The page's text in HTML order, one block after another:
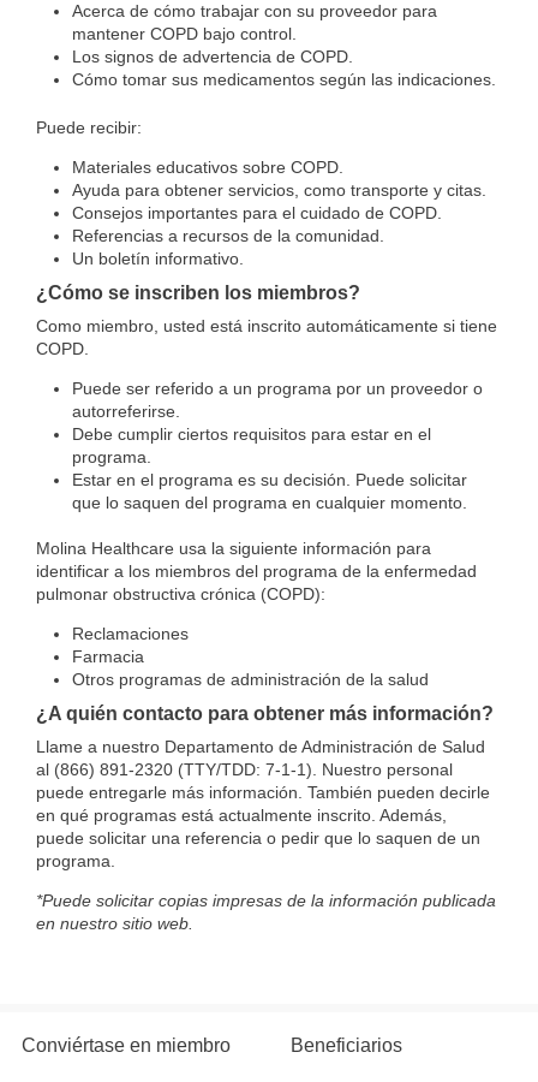
Acerca de cómo trabajar con su proveedor para
mantener COPD bajo control.
Los signos de advertencia de COPD.
Cómo tomar sus medicamentos según las indicaciones.
Puede recibir:
Materiales educativos sobre COPD.
Ayuda para obtener servicios, como transporte y citas.
Consejos importantes para el cuidado de COPD.
Referencias a recursos de la comunidad.
Un boletín informativo.
¿Cómo se inscriben los miembros?
Como miembro, usted está inscrito automáticamente si tiene
COPD.
Puede ser referido a un programa por un proveedor o
autorreferirse.
Debe cumplir ciertos requisitos para estar en el
programa.
Estar en el programa es su decisión. Puede solicitar
que lo saquen del programa en cualquier momento.
Molina Healthcare usa la siguiente información para
identificar a los miembros del programa de la enfermedad
pulmonar obstructiva crónica (COPD):
Reclamaciones
Farmacia
Otros programas de administración de la salud
¿A quién contacto para obtener más información?
Llame a nuestro Departamento de Administración de Salud
al (866) 891-2320 (TTY/TDD: 7-1-1). Nuestro personal
puede entregarle más información. También pueden decirle
en qué programas está actualmente inscrito. Además,
puede solicitar una referencia o pedir que lo saquen de un
programa.
*Puede solicitar copias impresas de la información publicada
en nuestro sitio web.
Conviértase en miembro Beneficiarios